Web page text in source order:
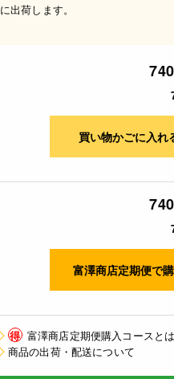
に出荷します。
買い物かごに入れ
富澤商店定期便で
得 富澤商店定期便購入コースと
商品の出荷・配送について